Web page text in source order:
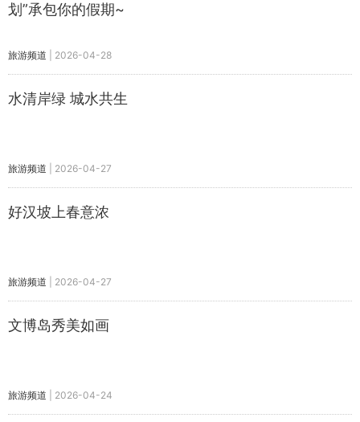
划”承包你的假期~
旅游频道 2026-04-28
水清岸绿 城水共生
旅游频道 2026-04-27
好汉坡上春意浓
旅游频道 2026-04-27
文博岛秀美如画
旅游频道 2026-04-24